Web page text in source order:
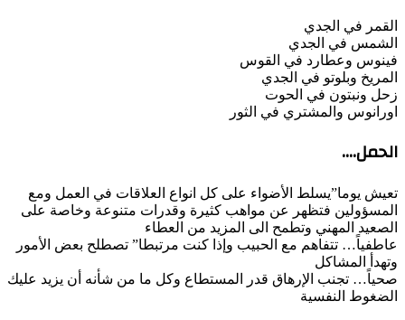
القمر في الجدي
الشمس في الجدي
فينوس وعطارد في القوس
المريخ وبلوتو في الجدي
زحل ونبتون في الحوت
اورانوس والمشتري في الثور
الحمل….
تعيش يوما”يسلط الأضواء على كل انواع العلاقات في العمل ومع
المسؤولين فتظهر عن مواهب كثيرة وقدرات متنوعة وخاصة على
الصعيد المهني وتطمح الى المزيد من العطاء
عاطفياً… تتفاهم مع الحبيب وإذا كنت مرتبطا” تصطلح بعض الأمور
وتهدأ المشاكل
صحياً… تجنب الإرهاق قدر المستطاع وكل ما من شأنه أن يزيد عليك
الضغوط النفسية